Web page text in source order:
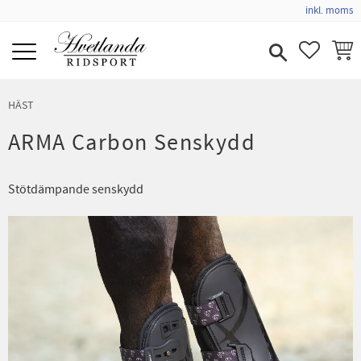
inkl. moms
HÄST
ARMA Carbon Senskydd
Stötdämpande senskydd